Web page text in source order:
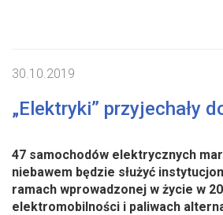
30.10.2019
„Elektryki” przyjechały
47 samochodów elektrycznych
niebawem będzie służyć
ramach wprowadzonej w życie w
elektromobilności i paliwach